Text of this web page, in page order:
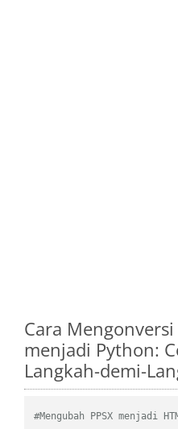
Cara Mengonversi
menjadi Python:
Langkah-demi-
#Mengubah PPSX menjadi